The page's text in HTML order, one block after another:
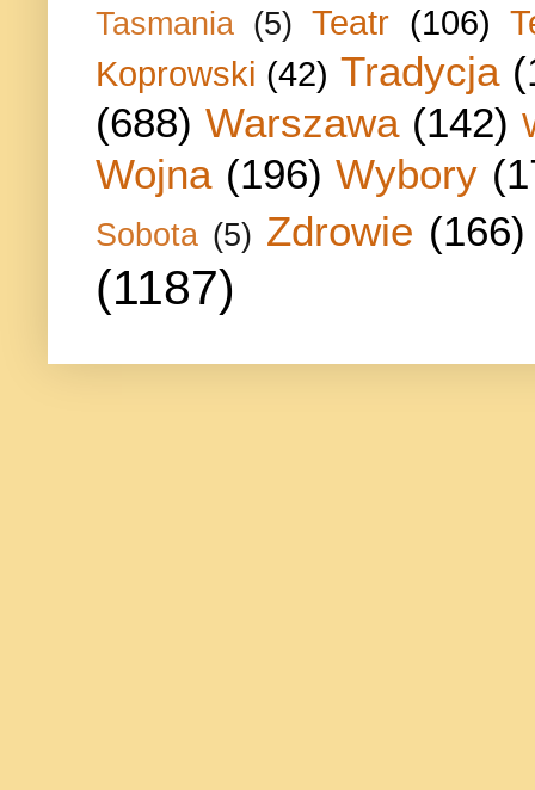
Tasmania (5) Teatr (106)
Koprowski (42) Tradycja
(688) Warszawa (142)
Wojna (196) Wybory
Sobota (5) Zdrowie (166)
(1187)